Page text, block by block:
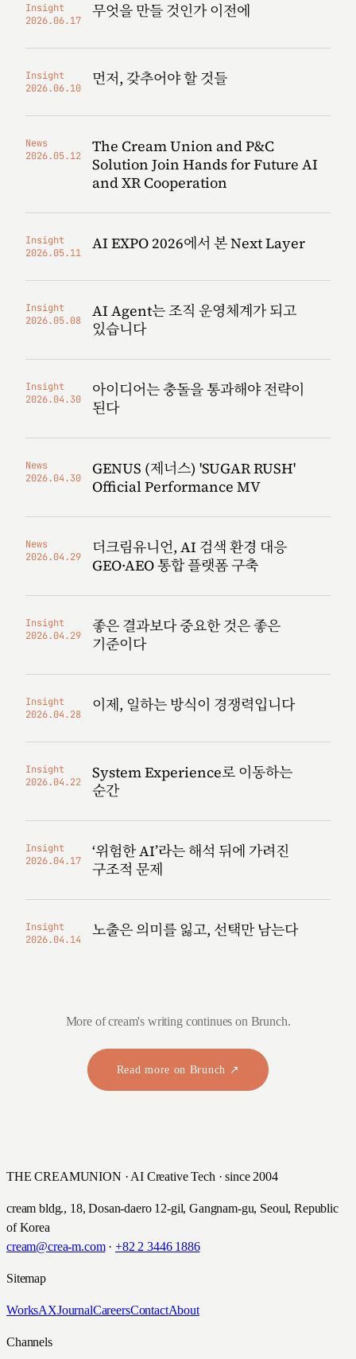
Insight
2026.06.17
무엇을 만들 것인가 이전에
Insight
2026.06.10
먼저, 갖추어야 할 것들
News
2026.05.12
The Cream Union and P&C
Solution Join Hands for Future AI
and XR Cooperation
Insight
2026.05.11
AI EXPO 2026에서 본 Next Layer
Insight
2026.05.08
AI Agent는 조직 운영체계가 되고
있습니다
Insight
2026.04.30
아이디어는 충돌을 통과해야 전략이
된다
News
2026.04.30
GENUS (제너스) 'SUGAR RUSH'
Official Performance MV
News
2026.04.29
더크림유니언, AI 검색 환경 대응
GEO·AEO 통합 플랫폼 구축
Insight
2026.04.29
좋은 결과보다 중요한 것은 좋은
기준이다
Insight
2026.04.28
이제, 일하는 방식이 경쟁력입니다
Insight
2026.04.22
System Experience로 이동하는
순간
Insight
2026.04.17
‘위험한 AI’라는 해석 뒤에 가려진
구조적 문제
Insight
2026.04.14
노출은 의미를 잃고, 선택만 남는다
More of cream's writing continues on Brunch.
Read more on Brunch ↗
THE CREAMUNION · AI Creative Tech · since 2004
cream bldg., 18, Dosan-daero 12-gil, Gangnam-gu, Seoul, Republic
of Korea
cream@crea-m.com· +82 2 3446 1886
Sitemap
WorksAXJournalCareersContactAbout
Channels